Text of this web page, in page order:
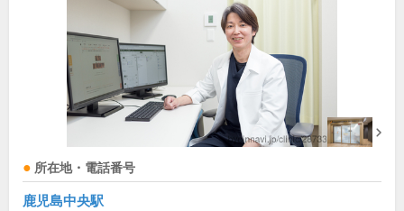
所在地・電話番号
鹿児島中央駅